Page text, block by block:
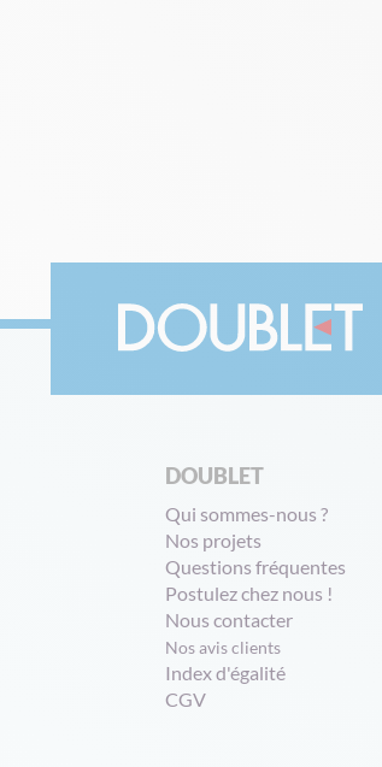
DOUBLET
Qui sommes-nous ?
Nos projets
Questions fréquentes
Postulez chez nous !
Nous contacter
Nos avis clients
Index d'égalité
CGV